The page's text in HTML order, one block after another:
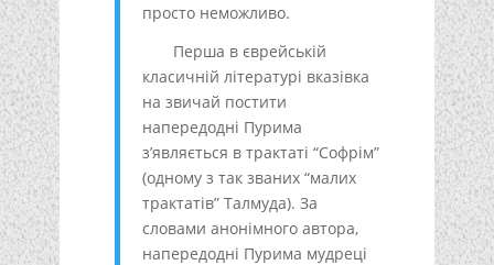
просто неможливо.
Перша в єврейській
класичній літературі вказівка
на звичай постити
напередодні Пурима
з’являється в трактаті “Софрім”
(одному з так званих “малих
трактатів” Талмуда). За
словами анонімного автора,
напередодні Пурима мудреці